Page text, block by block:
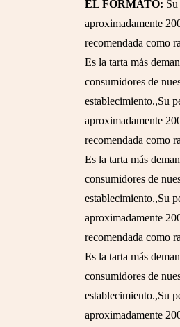
EL FORMATO: Su
aproximadamente
recomendada como
Es la tarta más
consumidores de
establecimiento.,Su
aproximadamente
recomendada como
Es la tarta más
consumidores de
establecimiento.,Su
aproximadamente
recomendada como
Es la tarta más
consumidores de
establecimiento.,Su
aproximadamente